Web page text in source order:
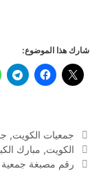
شارك هذا الموضوع:
التصنيفات
جمعيات الكويت,
الوسوم
الكويت, مبارك
رقم مصبغة جمعية